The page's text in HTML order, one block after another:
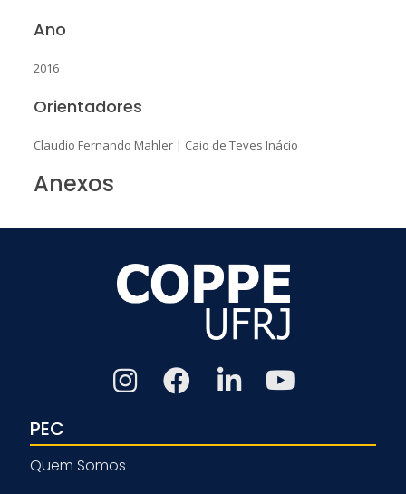
Ano
2016
Orientadores
Claudio Fernando Mahler| Caio de Teves Inácio
Anexos
PEC
Quem Somos